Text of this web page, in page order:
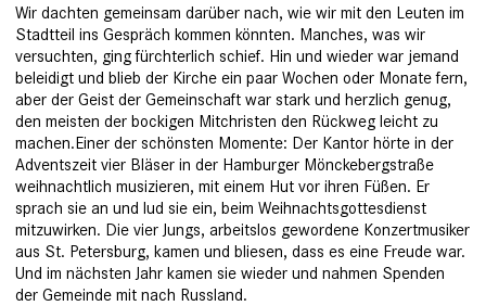
Wir dachten gemeinsam darüber nach, wie wir mit den Leuten im
Stadtteil ins Gespräch kommen könnten. Manches, was wir
versuchten, ging fürchterlich schief. Hin und wieder war jemand
beleidigt und blieb der Kirche ein paar Wochen oder Monate fern,
aber der Geist der Gemeinschaft war stark und herzlich genug,
den meisten der bockigen Mitchristen den Rückweg leicht zu
machen.Einer der schönsten Momente: Der Kantor hörte in der
Advents­zeit vier Bläser in der Hamburger Mönckebergstraße
weihnachtlich musizieren, mit einem Hut vor ihren Füßen. Er
sprach sie an und lud sie ein, beim Weihnachtsgottesdienst
mitzuwirken. Die vier Jungs, arbeitslos gewordene Konzertmusiker
aus St. Petersburg, kamen und bliesen, dass es eine Freude war.
Und im nächsten Jahr kamen sie wieder und nahmen Spenden
der Gemeinde mit nach Russland.